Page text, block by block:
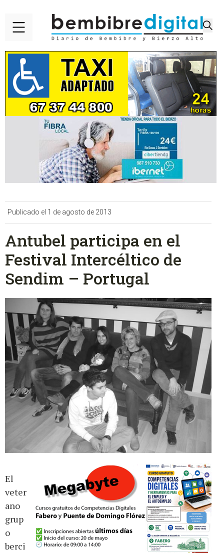
Publicado el 1 de agosto de 2013
Antubel participa en el
Festival Intercéltico de
Sendim – Portugal
El
veter
ano
grup
o
berci